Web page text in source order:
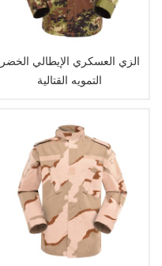
الزي العسكري الإيطالي الخضر
التمويه القتالية